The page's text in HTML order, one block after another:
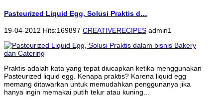
Pasteurized Liquid Egg, Solusi Praktis d…
19-04-2012 Hits:169897 CREATIVERECIPES admin1
Praktis adalah kata yang tepat diucapkan ketika menggunakan
Pasteurized liquid egg. Kenapa praktis? Karena liquid egg
memang ditawarkan untuk memudahkan penggunanya jika
hanya ingin memakai putih telur atau kuning...